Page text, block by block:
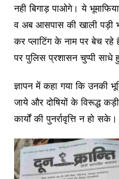
नही बिगाड़ पाओगे। ये
व अब आसपास की खाली पड़ी
कर प्लाटिंग के नाम पर बेच
पर पुलिस प्रशासन चुप्पी साधे
ज्ञापन में कहा गया कि उनकी
जाये और दोषियों के विरूद्ध
कार्यों की पुनर्रावृत्ति न हो सके।